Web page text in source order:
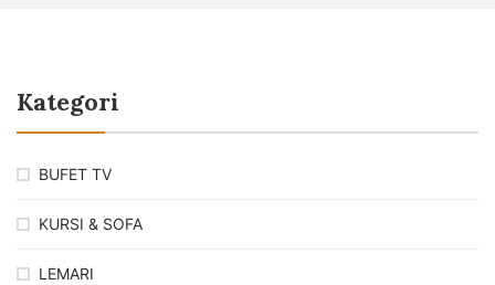
Kategori
BUFET TV
KURSI & SOFA
LEMARI